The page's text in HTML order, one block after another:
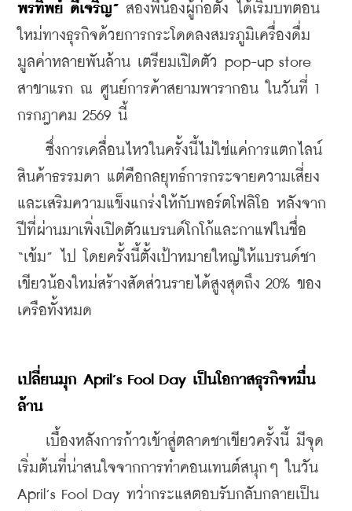
พรทิพย์ ดีเจริญ” สองพี่น้องผู้ก่อตั้ง ได้เริ่มบทตอน
ใหม่ทางธุรกิจด้วยการกระโดดลงสมรภูมิเครื่องดื่ม
มูลค่าหลายพันล้าน เตรียมเปิดตัว pop-up store
สาขาแรก ณ ศูนย์การค้าสยามพารากอน ในวันที่ 1
กรกฎาคม 2569 นี้
ซึ่งการเคลื่อนไหวในครั้งนี้ไม่ใช่แค่การแตกไลน์
สินค้าธรรมดา แต่คือกลยุทธ์การกระจายความเสี่ยง
และเสริมความแข็งแกร่งให้กับพอร์ตโฟลิโอ หลังจาก
ปีที่ผ่านมาเพิ่งเปิดตัวแบรนด์โกโก้และกาแฟในชื่อ
“เข้ม” ไป โดยครั้งนี้ตั้งเป้าหมายใหญ่ให้แบรนด์ชา
เขียวน้องใหม่สร้างสัดส่วนรายได้สูงสุดถึง 20% ของ
เครือทั้งหมด
เปลี่ยนมุก April’s Fool Day เป็นโอกาสธุรกิจหมื่น
ล้าน
เบื้องหลังการก้าวเข้าสู่ตลาดชาเขียวครั้งนี้ มีจุด
เริ่มต้นที่น่าสนใจจากการทำคอนเทนต์สนุกๆ ในวัน
April’s Fool Day ทว่ากระแสตอบรับกลับกลายเป็น